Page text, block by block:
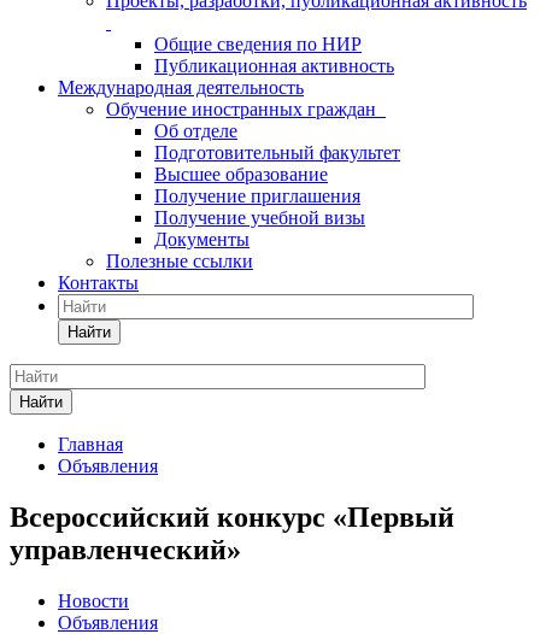
Общие сведения по НИР
Публикационная активность
Международная деятельность
Обучение иностранных граждан
Об отделе
Подготовительный факультет
Высшее образование
Получение приглашения
Получение учебной визы
Документы
Полезные ссылки
Контакты
Найти
Найти
Главная
Объявления
Всероссийский конкурс «Первый
управленческий»
Новости
Объявления